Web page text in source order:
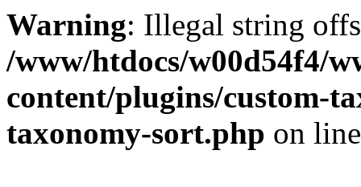
Warning: Illegal string
/www/htdocs/w00d54f4/
content/plugins/custom-
taxonomy-sort.php on